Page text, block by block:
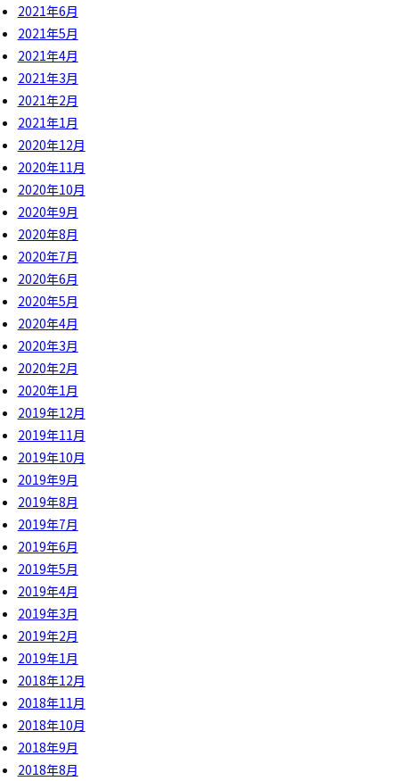
2021年6月
2021年5月
2021年4月
2021年3月
2021年2月
2021年1月
2020年12月
2020年11月
2020年10月
2020年9月
2020年8月
2020年7月
2020年6月
2020年5月
2020年4月
2020年3月
2020年2月
2020年1月
2019年12月
2019年11月
2019年10月
2019年9月
2019年8月
2019年7月
2019年6月
2019年5月
2019年4月
2019年3月
2019年2月
2019年1月
2018年12月
2018年11月
2018年10月
2018年9月
2018年8月